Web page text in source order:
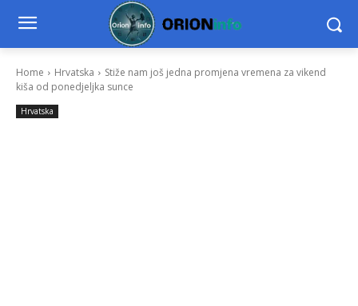
Home Hrvatska
Stiže nam još jedna promjena vremena za vikend
kiša od ponedjeljka sunce
Hrvatska